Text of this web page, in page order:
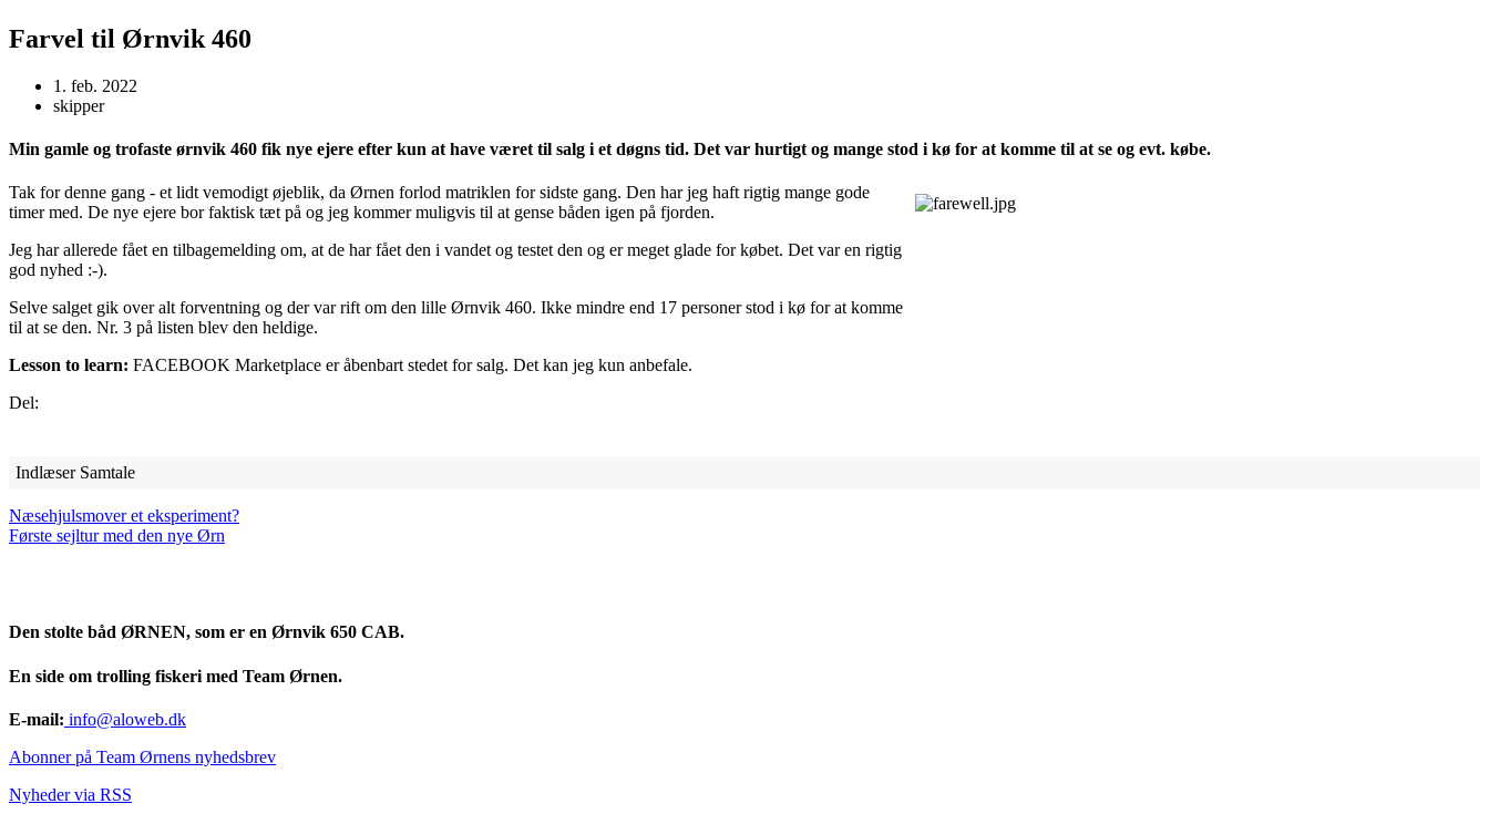
Farvel til Ørnvik 460
1. feb. 2022
skipper
Min gamle og trofaste ørnvik 460 fik nye ejere efter kun at have været til salg i et døgns tid. Det var hurtigt og mange stod i kø for at komme til at se og evt. købe.
Tak for denne gang - et lidt vemodigt øjeblik, da Ørnen forlod matriklen for sidste gang. Den har jeg haft rigtig mange gode
timer med. De nye ejere bor faktisk tæt på og jeg kommer muligvis til at gense båden igen på fjorden.
Jeg har allerede fået en tilbagemelding om, at de har fået den i vandet og testet den og er meget glade for købet. Det var en rigtig
god nyhed :-).
Selve salget gik over alt forventning og der var rift om den lille Ørnvik 460. Ikke mindre end 17 personer stod i kø for at komme
til at se den. Nr. 3 på listen blev den heldige.
Lesson to learn: FACEBOOK Marketplace er åbenbart stedet for salg. Det kan jeg kun anbefale.
Del:
Indlæser Samtale
Næsehjulsmover et eksperiment?
Første sejltur med den nye Ørn
Den stolte båd ØRNEN, som er en Ørnvik 650 CAB.
En side om trolling fiskeri med Team Ørnen.
E-mail: info@aloweb.dk
Abonner på Team Ørnens nyhedsbrev
Nyheder via RSS